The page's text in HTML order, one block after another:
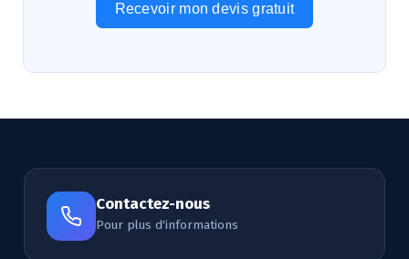
Recevoir mon devis gratuit
Contactez-nous
Pour plus d'informations